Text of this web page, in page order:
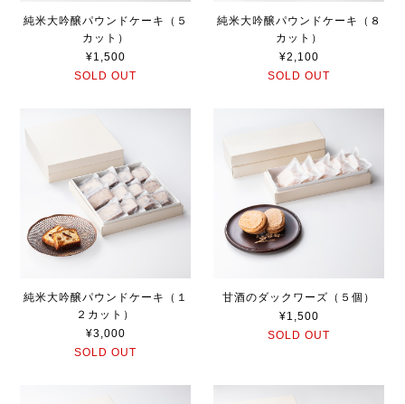
純米大吟醸パウンドケーキ（５
カット）
¥1,500
SOLD OUT
純米大吟醸パウンドケーキ（８
カット）
¥2,100
SOLD OUT
純米大吟醸パウンドケーキ（１
２カット）
¥3,000
SOLD OUT
甘酒のダックワーズ（５個）
¥1,500
SOLD OUT